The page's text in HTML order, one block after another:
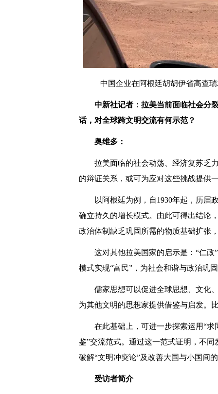
中国企业在阿根廷胡胡伊省高查
中新社记者：拉美当前面临社会分
话，对全球跨文明交流有何示范？
奥维多：
拉美面临的社会动荡、经济复苏乏
的辩证关系，或可为应对这些挑战提供
以阿根廷为例，自1930年起，历届
确立持久的增长模式。由此可得出结论
政治体制缺乏巩固所需的物质基础扩张
这对其他拉美国家的启示是：“仁
模式实现“富民”，为社会和谐与政治巩
儒家思想可以促进全球思想、文化
为其他文明的思想家提供借鉴与启发。
在此基础上，可进一步探索运用“
鉴”交流范式。通过这一范式证明，不
破解“文明冲突论”及改善大国与小国间
受访者简介